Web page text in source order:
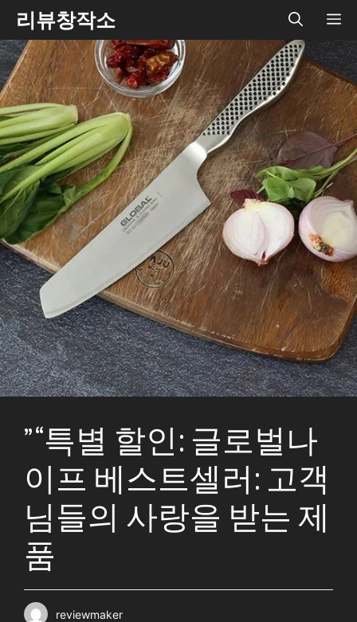
Skip
content
리뷰창작소
” “특별 할인: 글로벌나
이프 베스트셀러: 고객
님들의 사랑을 받는 제
품
reviewmaker